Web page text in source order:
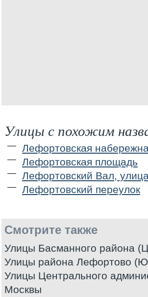
Улицы с похожим
Лефортовская
Лефортовская площадь
Лефортовский Вал,
Лефортовский переулок
Смотрите также
Улицы Басманного района
Улицы района Лефортово
Улицы Центрального
Москвы